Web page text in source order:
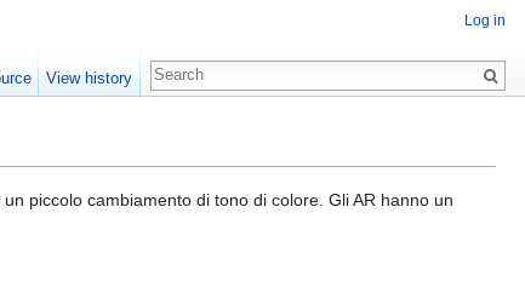
piccolo cambiamento di tono di colore. Gli AR hanno un
Log in
View history